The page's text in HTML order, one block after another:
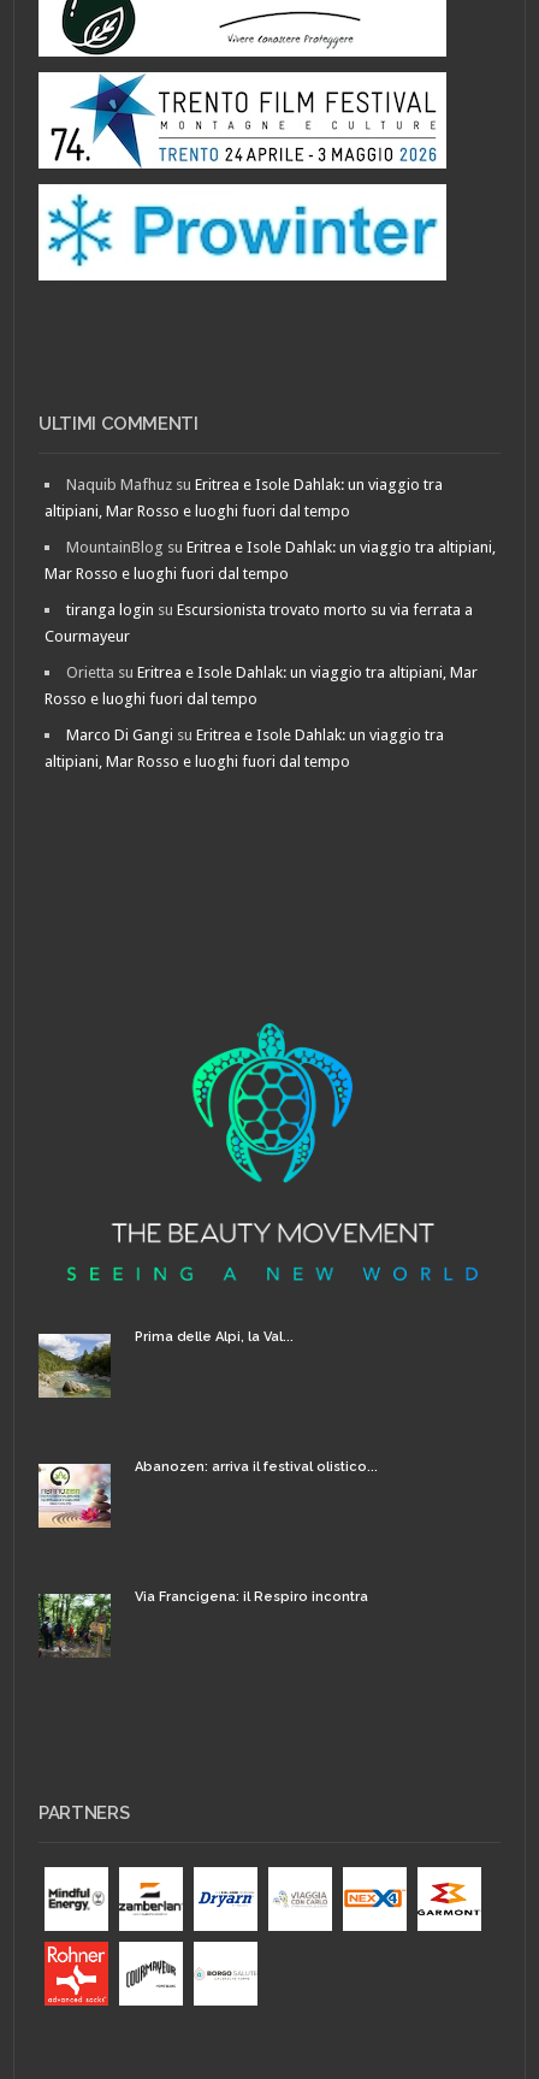
ULTIMI COMMENTI
Naquib Mafhuz suEritrea e Isole Dahlak: un viaggio tra
altipiani, Mar Rosso e luoghi fuori dal tempo
MountainBlog suEritrea e Isole Dahlak: un viaggio tra altipiani,
Mar Rosso e luoghi fuori dal tempo
tiranga login suEscursionista trovato morto su via ferrata a
Courmayeur
Orietta suEritrea e Isole Dahlak: un viaggio tra altipiani, Mar
Rosso e luoghi fuori dal tempo
Marco Di Gangi suEritrea e Isole Dahlak: un viaggio tra
altipiani, Mar Rosso e luoghi fuori dal tempo
Prima delle Alpi, la Val...
Abanozen: arriva il festival olistico...
Via Francigena: il Respiro incontra
PARTNERS